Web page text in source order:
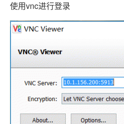
使用vnc进行登录